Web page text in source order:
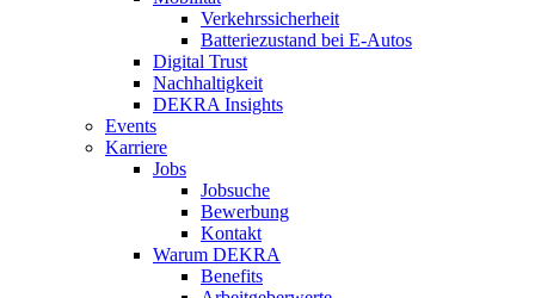
Verkehrssicherheit
Batteriezustand bei E-Autos
Digital Trust
Nachhaltigkeit
DEKRA Insights
Events
Karriere
Jobs
Jobsuche
Bewerbung
Kontakt
Warum DEKRA
Benefits